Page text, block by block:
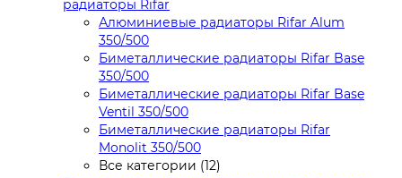
радиаторы Rifar
Алюминиевые радиаторы Rifar Alum
350/500
Биметаллические радиаторы Rifar Base
350/500
Биметаллические радиаторы Rifar Base
Ventil 350/500
Биметаллические радиаторы Rifar
Monolit 350/500
Все категории (12)